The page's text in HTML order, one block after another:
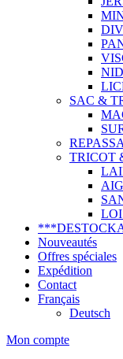
SAC &
TRICOT
Nouveautés
Offres spéciales
Expédition
Contact
Français
Deutsch
Mon compte